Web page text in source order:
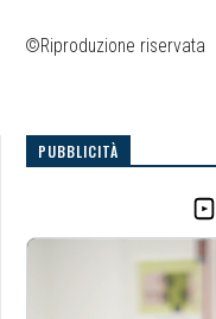
©Riproduzione riservata
PUBBLICITÀ